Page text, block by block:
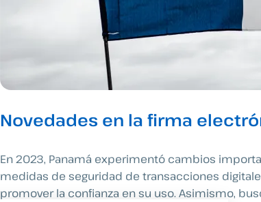
Novedades en la firma
En 2023, Panamá experimentó cambios
medidas de seguridad de transacciones
promover la confianza en su uso. Asimismo,